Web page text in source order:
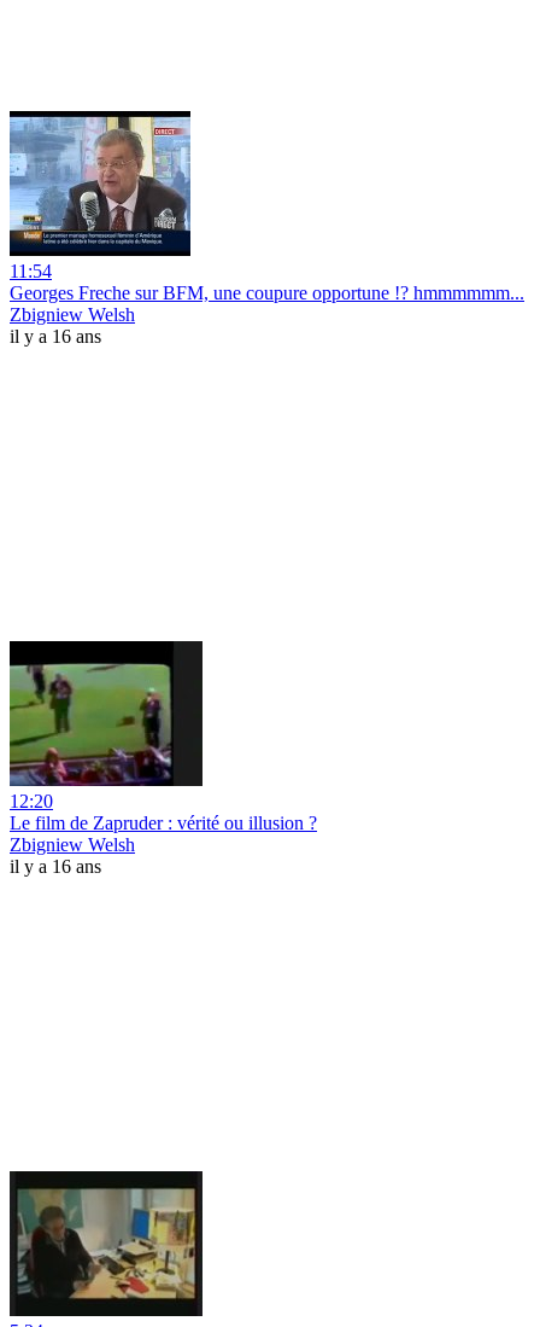
11:54
Georges Freche sur BFM, une coupure opportune !? hmmmmmm...
Zbigniew Welsh
il y a 16 ans
12:20
Le film de Zapruder : vérité ou illusion ?
Zbigniew Welsh
il y a 16 ans